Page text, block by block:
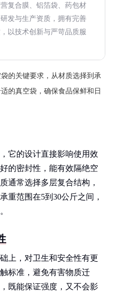
复合膜、铝箔袋、药包材
发与生产资质，拥有完善
以技术创新与严苛品质服
的关键要求，从材质选择到承
的真空袋，确保食品保鲜和日
它的设计直接影响使用效
的密封性，能有效隔绝空
通常选择多层复合结构，
重范围在5到30公斤之间，
上，对卫生和安全性有更
标准，避免有害物质迁
既能保证强度，又不会影